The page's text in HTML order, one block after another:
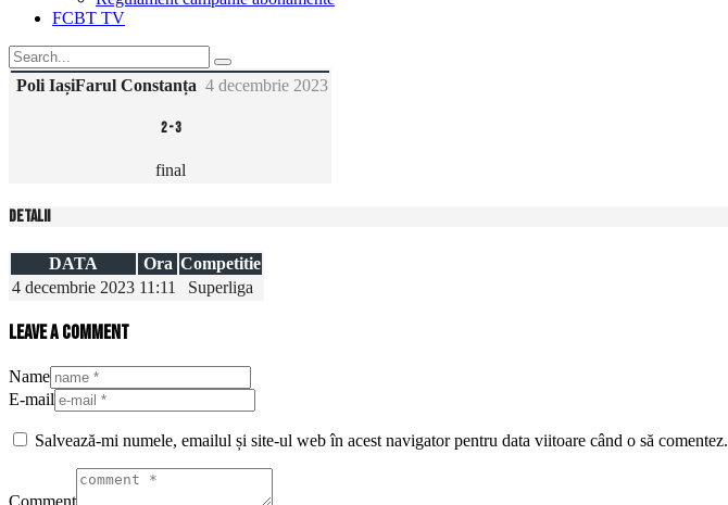
FCBT TV
Poli IașiFarul Constanța 4 decembrie 2023
2-3
final
Detalii
DATA Ora Competitie
4 decembrie 2023 11:11 Superliga
Leave a comment
Name
E-mail
Salvează-mi numele, emailul și site-ul web în acest navigator pentru data viitoare când o să comentez.
Comment